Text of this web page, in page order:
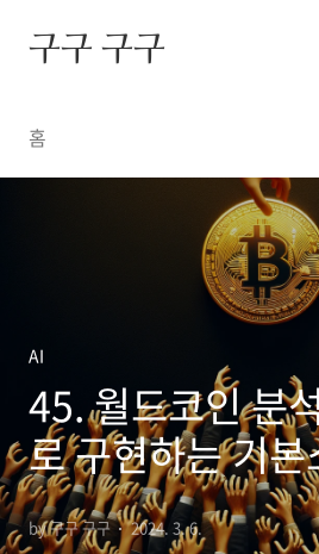
구구 구구
홈
AI
45. 월드코인 분
로 구현하는 기
by 구구 구구 2024. 3. 6.